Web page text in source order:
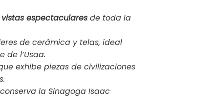
vistas espectacularesde toda la
de cerámica y telas, ideal
l’Usaa.
exhibe piezas de civilizaciones
la Sinagoga Isaac